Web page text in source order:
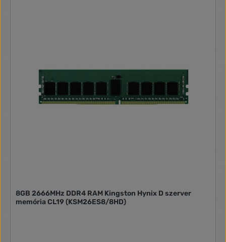
8GB 2666MHz DDR4 RAM Kingston Hynix D szerver
memória CL19 (KSM26ES8/8HD)